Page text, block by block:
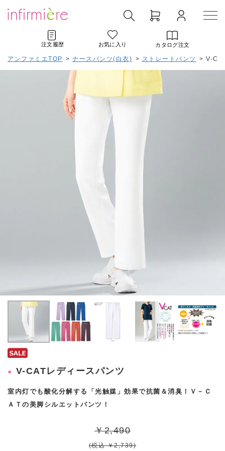
注文履歴 お気に入り カタログ注文
アンファミエTOP > ナースパンツ(白衣) > ストレートパンツ > V-
V-CATレディースパンツ
室内灯でも酸化分解する「光触媒」効果で抗菌＆消臭！Ｖ－Ｃ
ＡＴの美脚シルエットパンツ！
￥2,490
(税込 ￥2,739)